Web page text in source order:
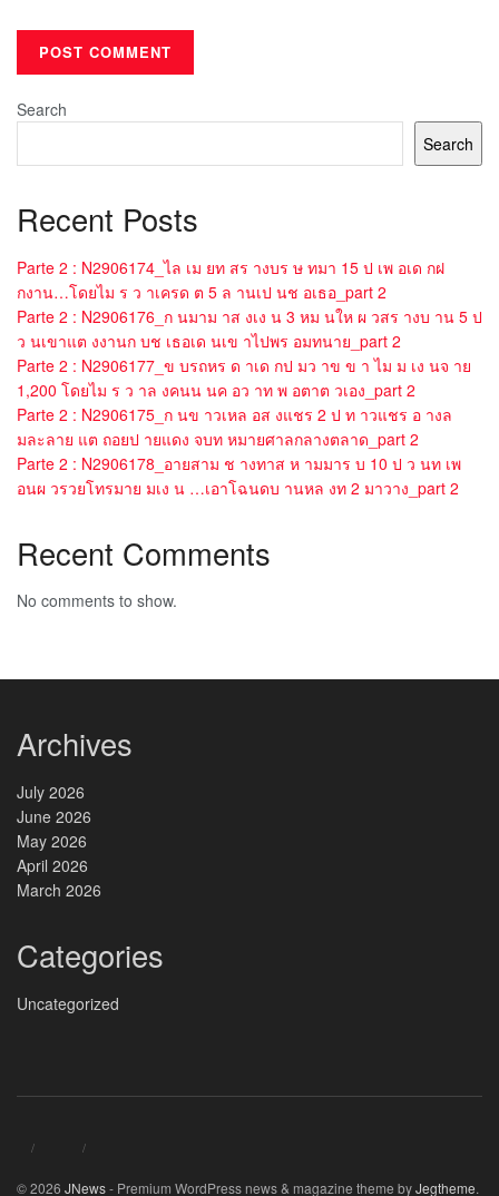
Search
Search
Recent Posts
Parte 2 : N2906174_ไล เม ยท สร างบร ษ ทมา 15 ป เพ อเด กฝ
กงาน…โดยไม ร ว าเครด ต 5 ล านเป นช อเธอ_part 2
Parte 2 : N2906176_ก นมาม าส งเง น 3 หม นให ผ วสร างบ าน 5 ป
ว นเขาแต งงานก บช เธอเด นเข าไปพร อมทนาย_part 2
Parte 2 : N2906177_ข บรถหร ด าเด กป มว าข ข า ไม ม เง นจ าย
1,200 โดยไม ร ว าล งคนน นค อว าท พ อตาต วเอง_part 2
Parte 2 : N2906175_ก นข าวเหล อส งแชร 2 ป ท าวแชร อ างล
มละลาย แต ถอยป ายแดง จบท หมายศาลกลางตลาด_part 2
Parte 2 : N2906178_อายสาม ช างทาส ห ามมาร บ 10 ป ว นท เพ
อนผ วรวยโทรมาย มเง น …เอาโฉนดบ านหล งท 2 มาวาง_part 2
Recent Comments
No comments to show.
Archives
July 2026
June 2026
May 2026
April 2026
March 2026
Categories
Uncategorized
© 2026 JNews- Premium WordPress news & magazine theme byJegtheme.